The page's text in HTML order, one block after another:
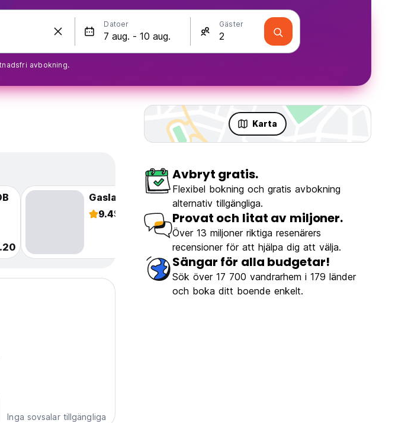
Datoer Gäster
avbokning.
Karta
Gaslamp Hostel
9.4Superb (397)
Från€0.22
Inga sovsalar tillgängliga
Avbryt gratis.
Flexibel bokning och gratis avbokning
alternativ tillgängliga.
Provat och litat av miljoner.
Över 13 miljoner riktiga resenärers
recensioner för att hjälpa dig att välja.
Sängar för alla budgetar!
Sök över 17 700 vandrarhem i 179 länder
och boka ditt boende enkelt.